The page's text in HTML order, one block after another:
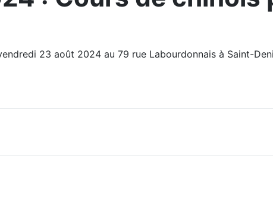
23 août 2024 au 79 rue Labourdonnais à Saint-